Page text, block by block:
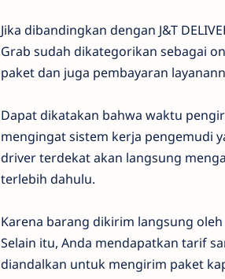
Jika dibandingkan dengan J&T
Grab sudah dikategorikan sebagai
paket dan juga pembayaran
Dapat dikatakan bahwa waktu
mengingat sistem kerja pengemudi
driver terdekat akan langsung
terlebih dahulu.
Karena barang dikirim langsung
Selain itu, Anda mendapatkan tarif
diandalkan untuk mengirim paket